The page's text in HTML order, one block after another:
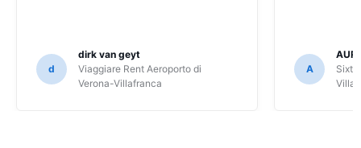
d
dirk van geyt
Viaggiare Rent Aeroporto di
Verona-Villafranca
A
Sixt